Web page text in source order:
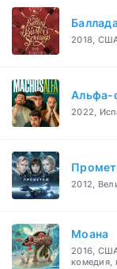
2018,
Альфа-
2022,
2012,
Моана
2016,
комедия,